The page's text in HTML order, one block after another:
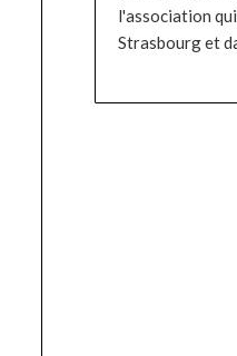
l'association
Strasbourg et